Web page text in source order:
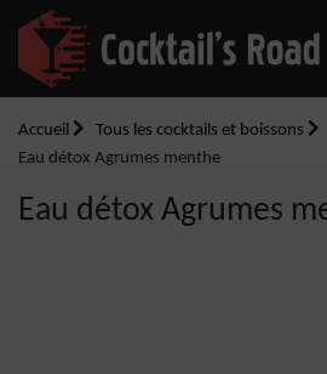
Accueil
Tous les cocktails et boissons
Eau détox Agrumes menthe
Eau détox Agrumes